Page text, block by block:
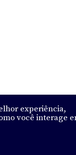
experiência,
você interage